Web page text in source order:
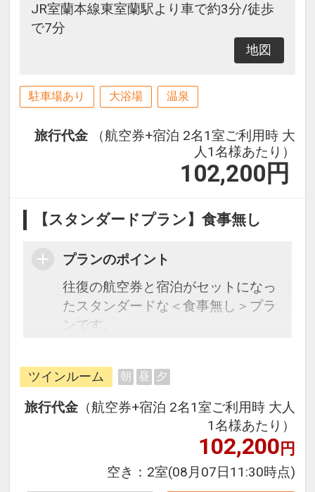
JR室蘭本線東室蘭駅より車で約3分/徒歩
で7分
地図
駐車場あり 大浴場 温泉
旅行代金
（航空券+宿泊 2名1室ご利用時 大
人1名様あたり）
102,200 円
【スタンダードプラン】食事無し
プランのポイント
往復の航空券と宿泊がセットになっ
たスタンダードな＜食事無し＞プラ
ンです。
できるダイナミックパッケージだか
ら、一都市滞在はもちろん周遊旅行
にも最適！
旅行期間中の1泊だけの宿泊や延
泊・飛び泊なども自由自在です。
フライトは、安心のJAL（または
JALグループ）確約！フライトマイ
ツインルーム 朝 昼 夕
旅行代金 （航空券+宿泊 2名1室ご利用時 大人
1名様あたり）
102,200円
空き： 2室(08月07日11:30時点)